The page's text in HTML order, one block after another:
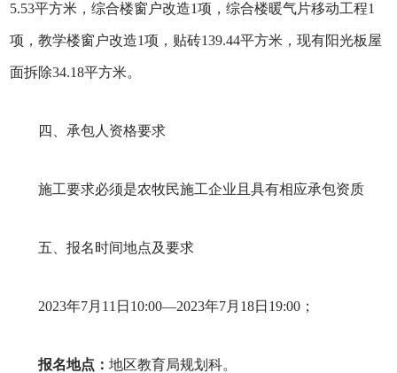
5.53平方米，综合楼窗户改造1项，综合楼暖气片移动工程1
项，教学楼窗户改造1项，贴砖139.44平方米，现有阳光板屋
面拆除34.18平方米。
四、承包人资格要求
施工要求必须是农牧民施工企业且具有相应承包资质
五、报名时间地点及要求
2023年7月11日10:00—2023年7月18日19:00；
报名地点：地区教育局规划科。